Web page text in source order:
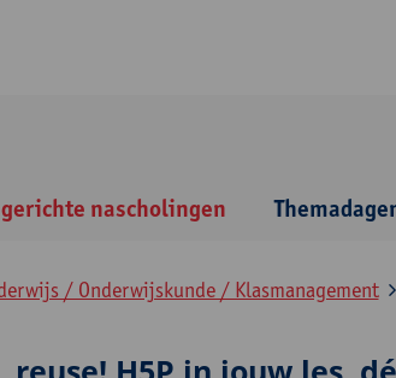
nascholingen
/ Onderwijskunde / Klasmanagement